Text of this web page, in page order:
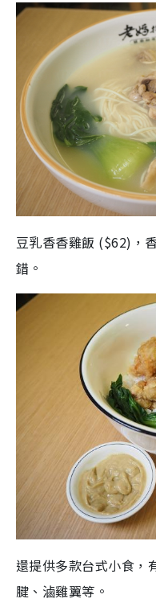
豆乳香香雞飯 ($62)，
錯。
還提供多款台式小食，
腱、滷雞翼等。